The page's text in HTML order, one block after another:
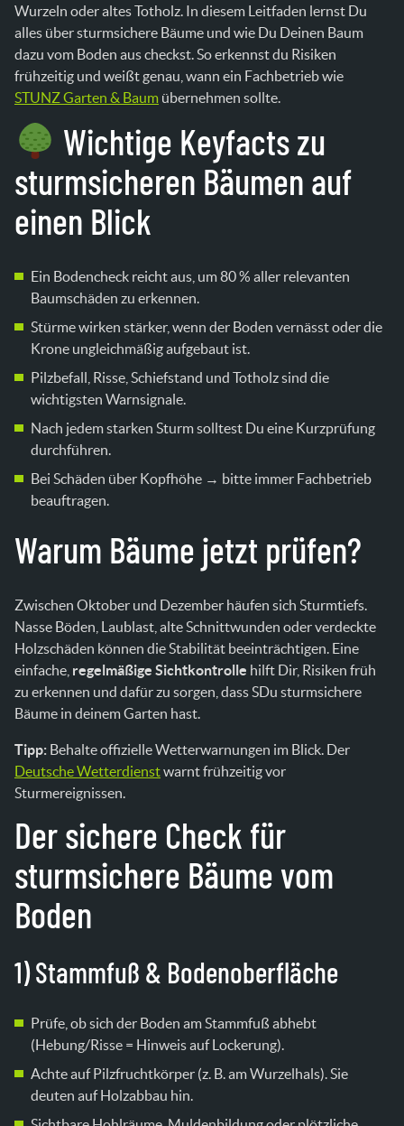
Wurzeln oder altes Totholz. In diesem Leitfaden lernst Du
alles über sturmsichere Bäume und wie Du Deinen Baum
dazu vom Boden aus checkst. So erkennst du Risiken
frühzeitig und weißt genau, wann ein Fachbetrieb wie
STUNZ Garten & Baum übernehmen sollte.
Wichtige Keyfacts zu
sturmsicheren Bäumen auf
einen Blick
Ein Bodencheck reicht aus, um 80 % aller relevanten
Baumschäden zu erkennen.
Stürme wirken stärker, wenn der Boden vernässt oder die
Krone ungleichmäßig aufgebaut ist.
Pilzbefall, Risse, Schiefstand und Totholz sind die
wichtigsten Warnsignale.
Nach jedem starken Sturm solltest Du eine Kurzprüfung
durchführen.
Bei Schäden über Kopfhöhe → bitte immer Fachbetrieb
beauftragen.
Warum Bäume jetzt prüfen?
Zwischen Oktober und Dezember häufen sich Sturmtiefs.
Nasse Böden, Laublast, alte Schnittwunden oder verdeckte
Holzschäden können die Stabilität beeinträchtigen. Eine
einfache, regelmäßige Sichtkontrolle hilft Dir, Risiken früh
zu erkennen und dafür zu sorgen, dass SDu sturmsichere
Bäume in deinem Garten hast.
Tipp: Behalte offizielle Wetterwarnungen im Blick. Der
Deutsche Wetterdienstwarnt frühzeitig vor
Sturmereignissen.
Der sichere Check für
sturmsichere Bäume vom
Boden
1) Stammfuß & Bodenoberfläche
Prüfe, ob sich der Boden am Stammfuß abhebt
(Hebung/Risse = Hinweis auf Lockerung).
Achte auf Pilzfruchtkörper (z. B. am Wurzelhals). Sie
deuten auf Holzabbau hin.